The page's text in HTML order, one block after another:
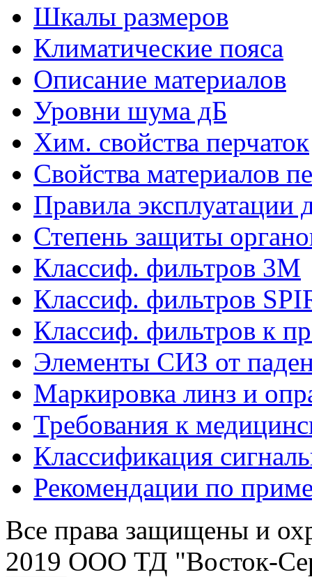
Шкалы размеров
Климатические пояса
Описание материалов
Уровни шума дБ
Хим. свойства перчаток
Свойства материалов
Правила эксплуатации
Степень защиты
Классиф. фильтров 3М
Классиф. фильтров
Классиф. фильтров к
Элементы СИЗ от
Маркировка линз и
Требования к
Классификация
Рекомендации по
Все права защищены и
2019 ООО ТД "Восток-